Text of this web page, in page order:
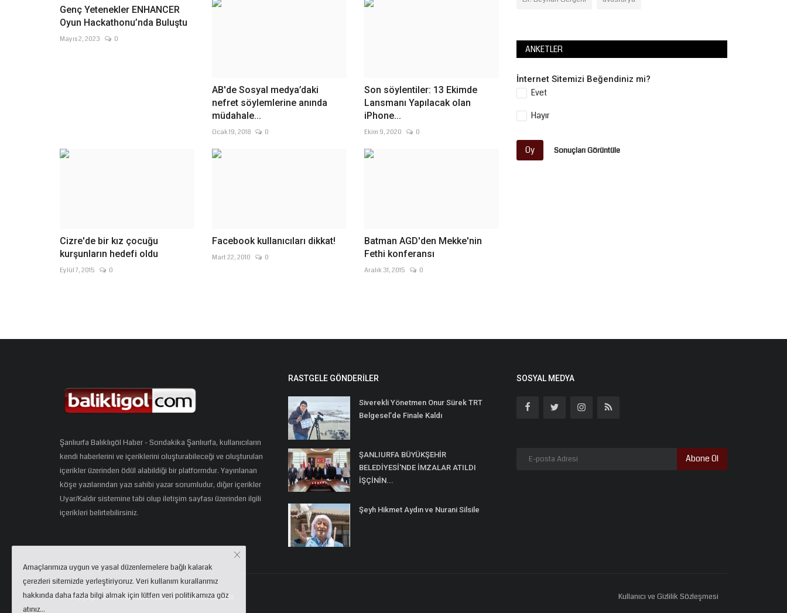
Genç Yetenekler ENHANCER
Oyun Hackathonu’nda Buluştu
Mayıs 2, 2023 0
AB'de Sosyal medya’daki
nefret söylemlerine anında
müdahale...
Ocak 19, 2018 0
Son söylentiler: 13 Ekimde
Lansmanı Yapılacak olan
iPhone...
Ekim 9, 2020 0
Cizre'de bir kız çocuğu
kurşunların hedefi oldu
Eylül 7, 2015 0
Facebook kullanıcıları dikkat!
Mart 22, 2010 0
Batman AGD'den Mekke'nin
Fethi konferansı
Aralık 31, 2015 0
ANKETLER
İnternet Sitemizi Beğendiniz mi?
Evet
Hayır
Oy Sonuçları Görüntüle
Şanlıurfa Balıklıgöl Haber - Sondakika Şanlıurfa, kullanıcıların
kendi haberlerini ve içeriklerini oluşturabileceği ve oluşturulan
içerikler üzerinden ödül alabildiği bir platformdur. Yayınlanan
köşe yazılarından yazı sahibi yazar sorumludur, diğer içerikler
Uyar/Kaldır sistemine tabi olup iletişim sayfası üzerinden ilgili
içerikleri belirtebilirsiniz.
RASTGELE GÖNDERILER
Siverekli Yönetmen Onur Sürek TRT
Belgesel’de Finale Kaldı
ŞANLIURFA BÜYÜKŞEHİR
BELEDİYESİ'NDE İMZALAR ATILDI
İŞÇİNİN...
Şeyh Hikmet Aydın ve Nurani Silsile
SOSYAL MEDYA
Abone Ol
Copyright 2024 | eCloud Tech. Tüm hakları saklıdır. Kullanıcı ve Gizlilik Sözleşmesi
Amaçlarımıza uygun ve yasal düzenlemelere bağlı kalarak
çerezleri sitemizde yerleştiriyoruz. Veri kullanım kurallarımız
hakkında daha fazla bilgi almak için lütfen veri politikamıza göz
atınız...